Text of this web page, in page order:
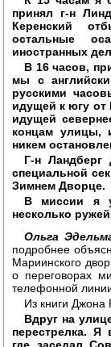
принял г-н
Керенский
остальные
иностранных
В 16 часов,
мы с
русскими
идущей к югу
идущей
концам улицы,
никем
Г-н
специальной
Зимнем Дворце.
В миссии я
несколько
Ольга
подробнее
Мариинского
о переговорах
телефонной
Из книги Джона
Вдруг на
перестрелка. Я
где заседал